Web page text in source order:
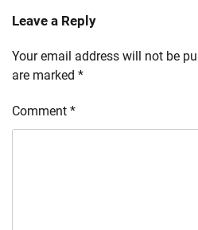
Leave a Reply
Your email address will not be
are marked *
Comment *